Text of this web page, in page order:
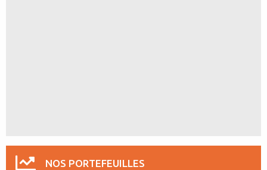
NOS PORTEFEUILLES